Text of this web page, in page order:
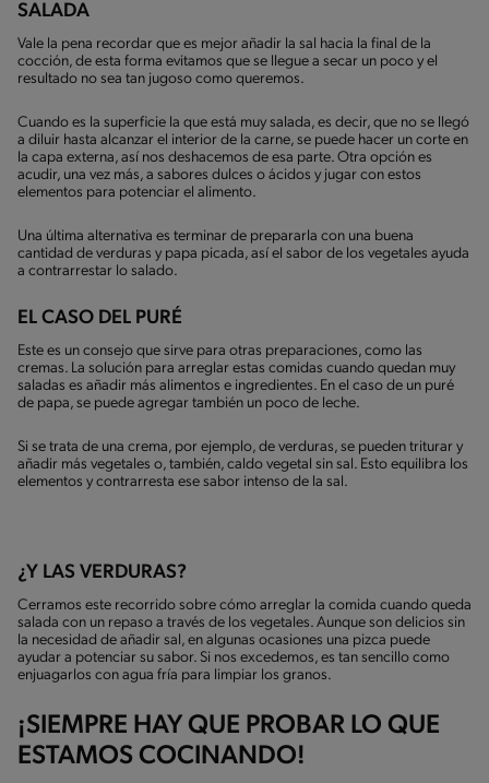
SALADA
Vale la pena recordar que es mejor añadir la sal hacia la final de la
cocción, de esta forma evitamos que se llegue a secar un poco y el
resultado no sea tan jugoso como queremos.
Cuando es la superficie la que está muy salada, es decir, que no se llegó
a diluir hasta alcanzar el interior de la carne, se puede hacer un corte en
la capa externa, así nos deshacemos de esa parte. Otra opción es
acudir, una vez más, a sabores dulces o ácidos y jugar con estos
elementos para potenciar el alimento.
Una última alternativa es terminar de prepararla con una buena
cantidad de verduras y papa picada, así el sabor de los vegetales ayuda
a contrarrestar lo salado.
EL CASO DEL PURÉ
Este es un consejo que sirve para otras preparaciones, como las
cremas. La solución para arreglar estas comidas cuando quedan muy
saladas es añadir más alimentos e ingredientes. En el caso de un puré
de papa, se puede agregar también un poco de leche.
Si se trata de una crema, por ejemplo, de verduras, se pueden triturar y
añadir más vegetales o, también, caldo vegetal sin sal. Esto equilibra los
elementos y contrarresta ese sabor intenso de la sal.
¿Y LAS VERDURAS?
Cerramos este recorrido sobre cómo arreglar la comida cuando queda
salada con un repaso a través de los vegetales. Aunque son delicios sin
la necesidad de añadir sal, en algunas ocasiones una pizca puede
ayudar a potenciar su sabor. Si nos excedemos, es tan sencillo como
enjuagarlos con agua fría para limpiar los granos.
¡SIEMPRE HAY QUE PROBAR LO QUE
ESTAMOS COCINANDO!